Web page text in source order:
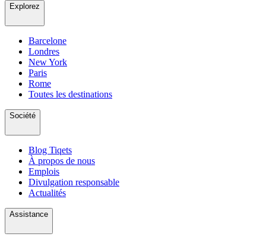
Explorez
Barcelone
Londres
New York
Paris
Rome
Toutes les destinations
Société
Blog Tiqets
À propos de nous
Emplois
Divulgation responsable
Actualités
Assistance